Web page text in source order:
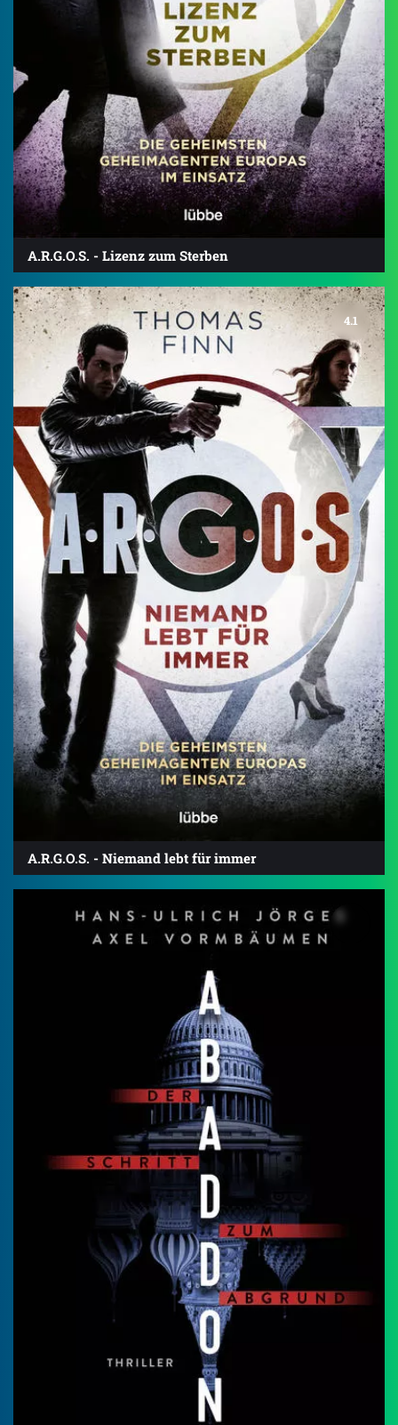
A.R.G.O.S. - Lizenz zum Sterben
4.1
A.R.G.O.S. - Niemand lebt für immer